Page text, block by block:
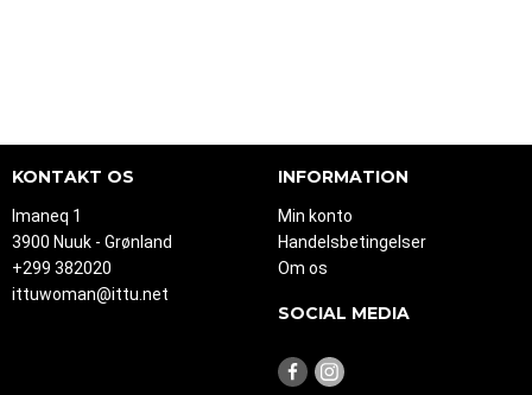
KONTAKT OS
Imaneq 1
3900 Nuuk - Grønland
+299 382020
ittuwoman@ittu.net
INFORMATION
Min konto
Handelsbetingelser
Om os
SOCIAL MEDIA